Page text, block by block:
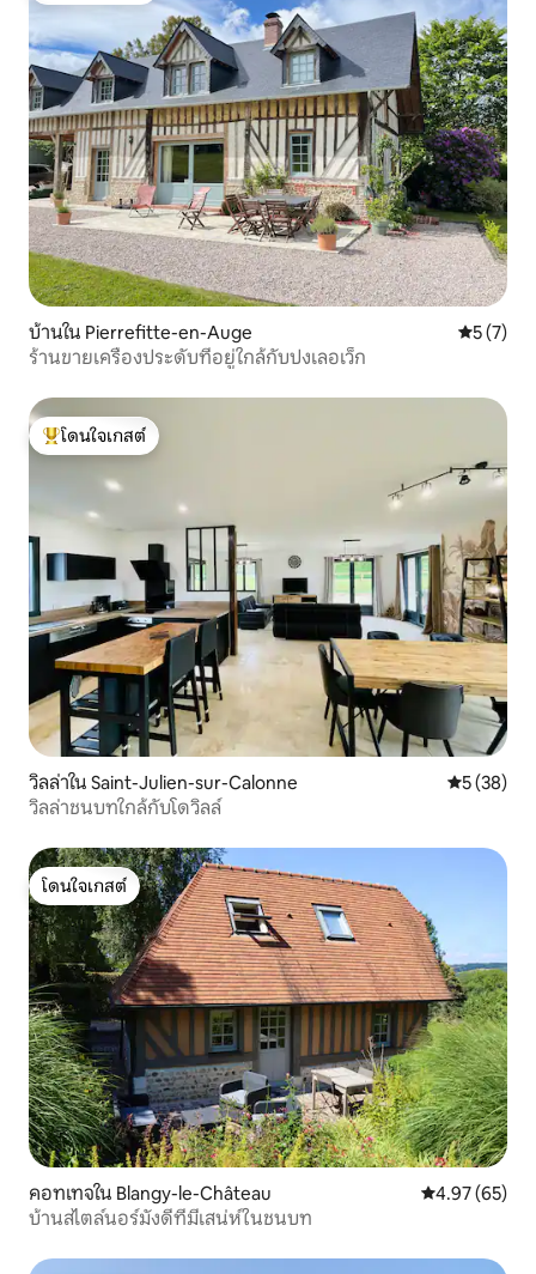
บ้านใน Pierrefitte-en-Auge คะแนนเฉ
5 (7)
ร้านขายเครื่องประดับที่อยู่ใกล้กับปงเลอเว็ก
โดนใจเกสต์ที่สุด
โดนใจเกสต์
วิลล่าใน Saint-Julien-sur-Calonne คะแนนเฉลี่
5 (38)
วิลล่าชนบทใกล้กับโดวิลล์
โดนใจเกสต์
โดนใจเกสต์
คอทเทจใน Blangy-le-Château คะแนนเฉลี่ย
4.97 (65)
บ้านสไตล์นอร์มังดีที่มีเสน่ห์ในชนบท